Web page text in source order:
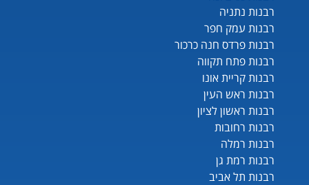
רבנות נתניה
רבנות עמק חפר
רבנות פרדס חנה כרכור
רבנות פתח תקווה
רבנות קריית אונו
רבנות ראש העין
רבנות ראשון לציון
רבנות רחובות
רבנות רמלה
רבנות רמת גן
רבנות תל אביב